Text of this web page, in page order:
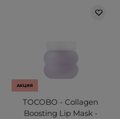
АКЦИЯ
TOCOBO - Collagen
Boosting Lip Mask -